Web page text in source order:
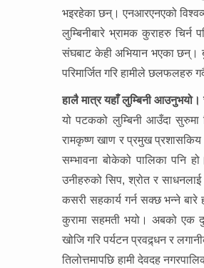
भइरहेका छन्। एनआरएनएको
लुम्बिनीबारे भ्रामक कुराहरु
संघबाट केही अभियान भएका छन्।
परिमार्जित गरि हामीले छलफलहरु
हालै मात्र यहाँ लुम्बिनी
यो पटकको लुम्बिनी आउँदा सुरुमा
रामकृष्ण खाण र प्रमुख प्रशासकिय
सम्भावना बोकेको पालिका पनि
उनीहरुको सिप, श्रोत र
कसरी सहकार्य गर्न सक्छ भन्ने बारे
कुरामा सहमती भयो। अबको एक दुई
खोजि गरि पर्यटन प्रवद्र्धन र
तिलोत्तमापछि हामी देवदह